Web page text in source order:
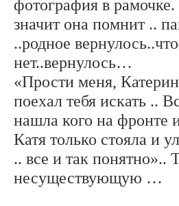
фотография в
значит она помнит ..
..родное
нет..вернулось…
«Прости меня,
поехал тебя искать ..
нашла кого на фронте
Катя только стояла и
.. все и так понятно»..
несуществующую …